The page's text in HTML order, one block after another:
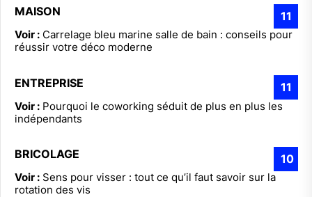
MAISON 11
Voir : Carrelage bleu marine salle de bain : conseils pour
réussir votre déco moderne
ENTREPRISE 11
Voir : Pourquoi le coworking séduit de plus en plus les
indépendants
BRICOLAGE 10
Voir : Sens pour visser : tout ce qu’il faut savoir sur la
rotation des vis